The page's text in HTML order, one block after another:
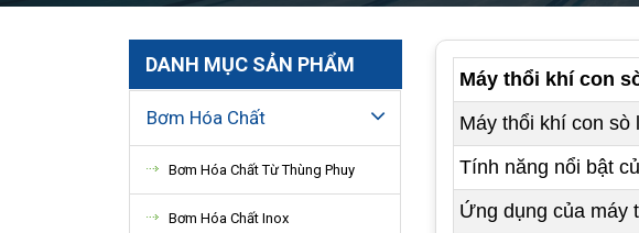
DANH MỤC SẢN PHẨM
Bơm Hóa Chất
Bơm Hóa Chất Từ Thùng Phuy
Bơm Hóa Chất Inox
Máy thổi khí con
Máy thổi khí con sò
Tính năng nổi bật
Ứng dụng của máy